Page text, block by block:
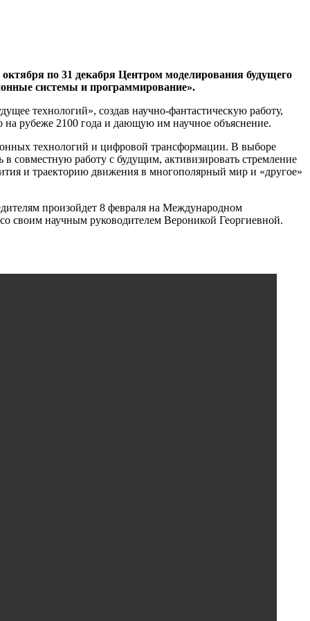
по 31 декабря Центром моделирования будущего
системы и программирование».
технологий», создав научно-фантастическую работу,
рубеже 2100 года и дающую им научное объяснение.
технологий и цифровой трансформации. В выборе
совместную работу с будущим, активизировать стремление
и траекторию движения в многополярный мир и «другое»
произойдет 8 февраля на Международном
своим научным руководителем Вероникой Георгиевной.